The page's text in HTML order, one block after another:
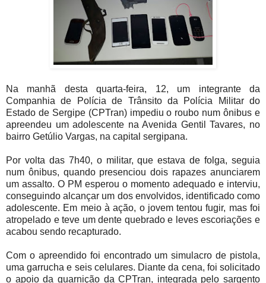
Na manhã desta quarta-feira, 12, um integrante da
Companhia de Polícia de Trânsito da Polícia Militar do
Estado de Sergipe (CPTran) impediu o roubo num ônibus e
apreendeu um adolescente na Avenida Gentil Tavares, no
bairro Getúlio Vargas, na capital sergipana.
Por volta das 7h40, o militar, que estava de folga, seguia
num ônibus, quando presenciou dois rapazes anunciarem
um assalto. O PM esperou o momento adequado e interviu,
conseguindo alcançar um dos envolvidos, identificado como
adolescente. Em meio à ação, o jovem tentou fugir, mas foi
atropelado e teve um dente quebrado e leves escoriações e
acabou sendo recapturado.
Com o apreendido foi encontrado um simulacro de pistola,
uma garrucha e seis celulares. Diante da cena, foi solicitado
o apoio da guarnição da CPTran, integrada pelo sargento